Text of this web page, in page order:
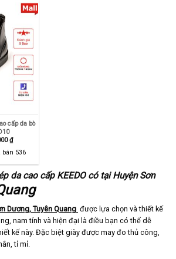
cấp da bò
₫.
₫Giá
hiện
tại
là:
890,000 ₫.
bán 536
da cao cấp KEEDO có tại Huyện Sơn
Dương, Tuyên Quang được lựa chọn và thiết kế
nam tính và hiện đại là điều bạn có thể dễ
kế này. Đặc biệt giày được may đo thủ công,
tỉ mỉ.